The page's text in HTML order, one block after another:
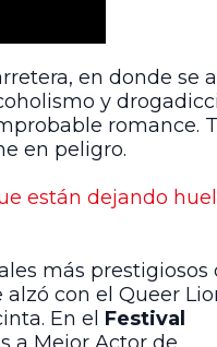
en donde se
y
romance.
en peligro.
están dejando
más prestigiosos
alzó con el Queer
En el Festival